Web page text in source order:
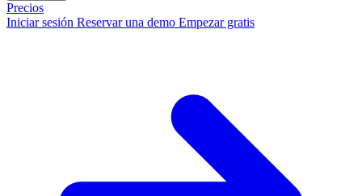
Precios
Iniciar sesión Reservar una demo Empezar gratis